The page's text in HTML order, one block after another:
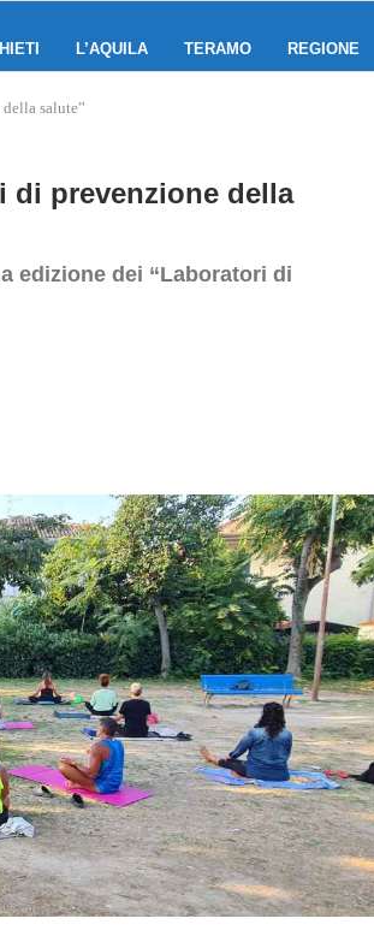
L’AQUILA TERAMO REGIONE
salute”
di prevenzione della
edizione dei “Laboratori di